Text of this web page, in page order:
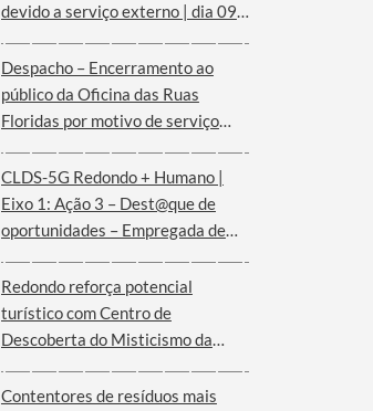
devido a serviço externo | dia 09
Despacho – Encerramento ao
público da Oficina das Ruas
Floridas por motivo de serviço
CLDS-5G Redondo + Humano |
Eixo 1: Ação 3 – Dest@que de
oportunidades – Empregada de
Paulo – Serra d´Ossa)
Redondo reforça potencial
turístico com Centro de
Descoberta do Misticismo da
Contentores de resíduos mais